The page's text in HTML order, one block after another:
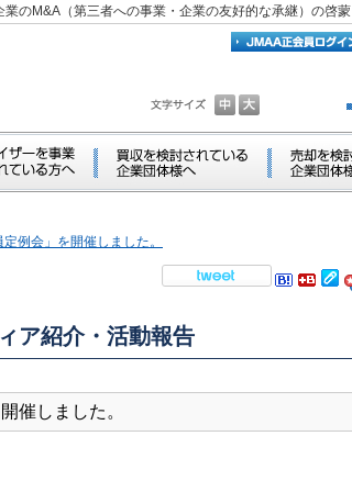
のM&A（第三者への事業・企業の友好的な承継）の啓蒙
例会」を開催しました。
ア紹介・活動報告
催しました。